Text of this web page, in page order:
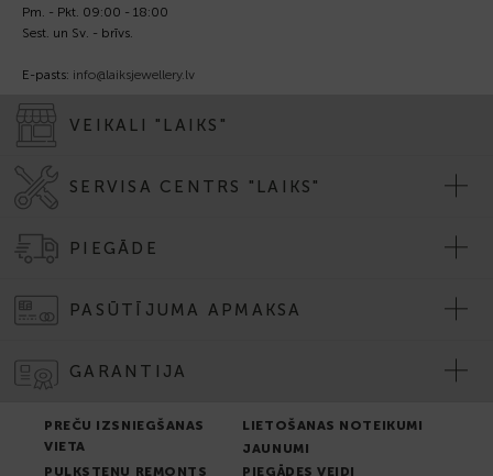
Pm. - Pkt. 09:00 - 18:00
Sest. un Sv. - brīvs.
E-pasts: info@laiksjewellery.lv
VEIKALI "LAIKS"
SERVISA CENTRS "LAIKS"
PIEGĀDE
PASŪTĪJUMA APMAKSA
GARANTIJA
PREČU IZSNIEGŠANAS
VIETA
LIETOŠANAS NOTEIKUMI
JAUNUMI
PULKSTEŅU REMONTS
PIEGĀDES VEIDI